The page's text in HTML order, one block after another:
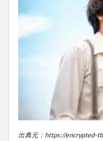
出典元：https://encrypted-